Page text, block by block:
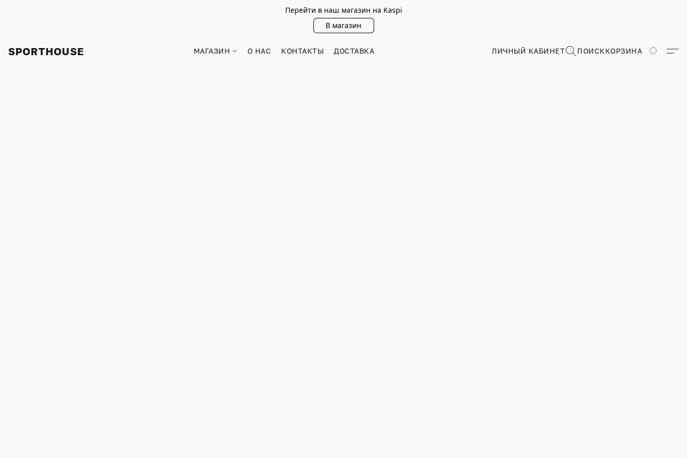
Перейти в наш магазин на Kaspi
В магазин
SPORTHOUSE МАГАЗИН О НАС КОНТАКТЫ ДОСТАВКА ЛИЧНЫЙ КАБИНЕТ ПОИСККОРЗИНА